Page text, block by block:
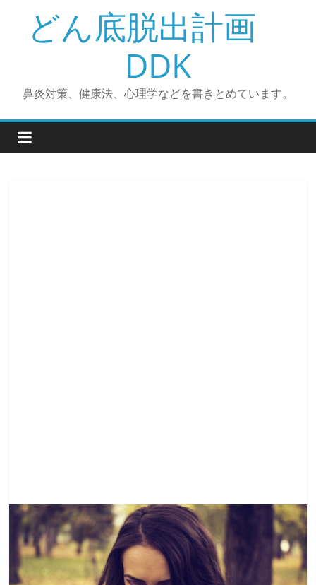
ッ
どん底脱出計画
DDK
鼻炎対策、健康法、心理学などを書きとめています。